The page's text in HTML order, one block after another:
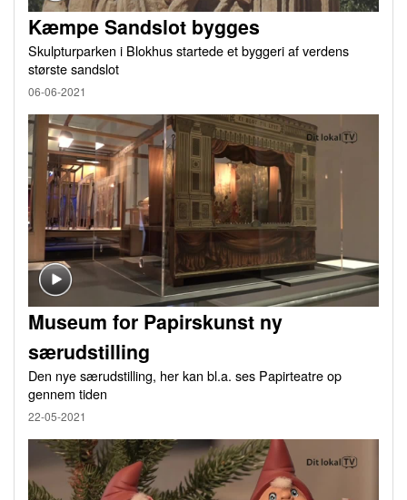
Kæmpe Sandslot bygges
Skulpturparken i Blokhus startede et byggeri af verdens
største sandslot
06-06-2021
Museum for Papirskunst ny
særudstilling
Den nye særudstilling, her kan bl.a. ses Papirteatre op
gennem tiden
22-05-2021